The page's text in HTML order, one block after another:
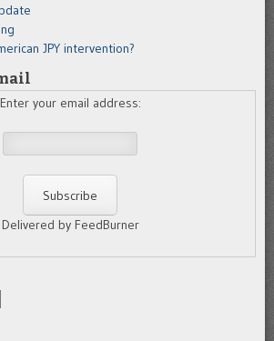
JPY intervention?
Enter your email address:
Delivered by FeedBurner